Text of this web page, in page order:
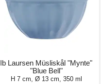
Ib Laursen Müsliskål "Mynte"
"Blue Bell"
H 7 cm, Ø 13 cm, 350 ml